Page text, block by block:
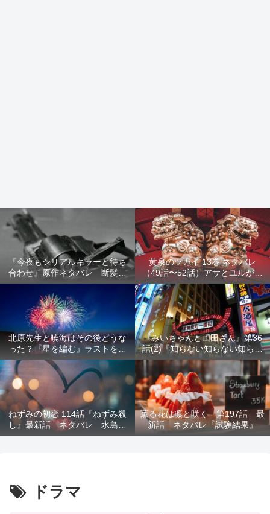
『今夜もシリアルキラーと待ち
合わせ』原作ネタバレ 断髪オ
ブジェ殺人事件 犯人の正体や
結末を解説
黄泉のツガイ 13巻 ネタバレ
（49話〜52話）アサとユルが家
出！西ノ村の真実とヒカルの決
意を解説
北原先生と暁海はその後どうな
った？『星を編む』ラストをネ
タバレ解説
『みいちゃんと山田さん』第36
話(2)『知らない知らない知らな
い』最新話 ネタバレ 犯人確
定 次回最終回
ねずみの初恋 114話『ねずみ殺
し』最新話 ネタバレ 水鳥死
亡 鯆を殺すか
薫る花は凛と咲く 第197話 最
新話 ネタバレ『試験結果』
ドラマ